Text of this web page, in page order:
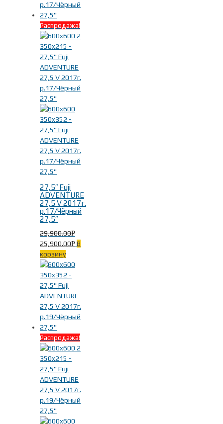
Распродажа!
27,5″ Fuji
ADVENTURE
27,5 V 2017г.
р.17/Чёрный
27,5″
29,900.00Р
25,900.00Р В
корзину
Распродажа!